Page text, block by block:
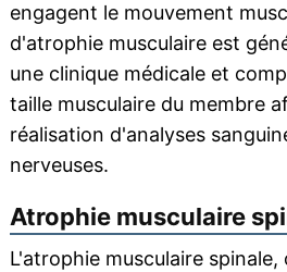
engagent le mouvement
d'atrophie musculaire est
une clinique médicale et
taille musculaire du membre
réalisation d'analyses
nerveuses.
Atrophie musculaire
L'atrophie musculaire spinale,